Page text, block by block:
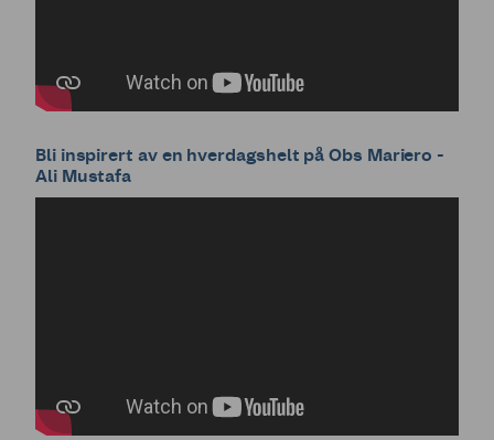
Bli inspirert av en hverdagshelt på Obs Mariero -
Ali Mustafa